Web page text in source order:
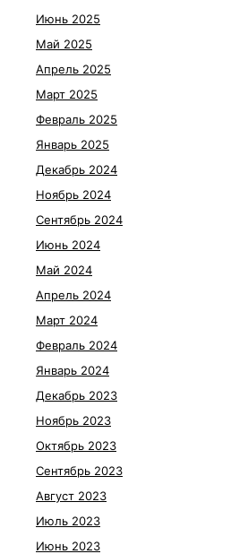
Июнь 2025
Май 2025
Апрель 2025
Март 2025
Февраль 2025
Январь 2025
Декабрь 2024
Ноябрь 2024
Сентябрь 2024
Июнь 2024
Май 2024
Апрель 2024
Март 2024
Февраль 2024
Январь 2024
Декабрь 2023
Ноябрь 2023
Октябрь 2023
Сентябрь 2023
Август 2023
Июль 2023
Июнь 2023